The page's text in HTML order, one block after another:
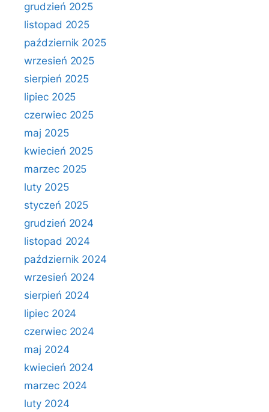
grudzień 2025
listopad 2025
październik 2025
wrzesień 2025
sierpień 2025
lipiec 2025
czerwiec 2025
maj 2025
kwiecień 2025
marzec 2025
luty 2025
styczeń 2025
grudzień 2024
listopad 2024
październik 2024
wrzesień 2024
sierpień 2024
lipiec 2024
czerwiec 2024
maj 2024
kwiecień 2024
marzec 2024
luty 2024